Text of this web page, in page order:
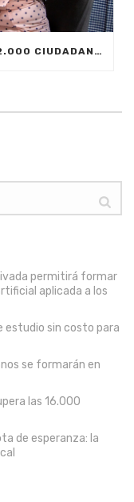
CON MEDELLÍNGLISH, CERCA DE 2.000 CIUDADANOS SE FORMARÁN EN INGLÉS FUNCIONAL PARA EL TRABAJO
permitirá formar
aplicada a los
estudio sin costo para
se formarán en
las 16.000
de esperanza: la